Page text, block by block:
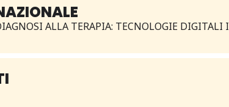
ALLA TERAPIA: TECNOLOGIE DIGITALI